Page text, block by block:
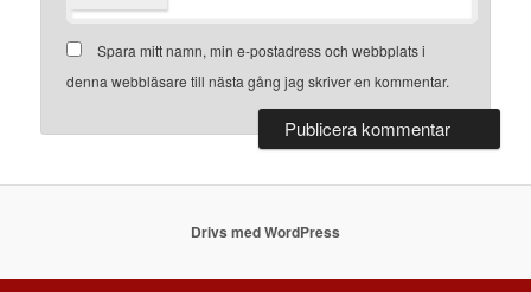
Spara mitt namn, min e-postadress och webbplats i
denna webbläsare till nästa gång jag skriver en kommentar.
Drivs med WordPress